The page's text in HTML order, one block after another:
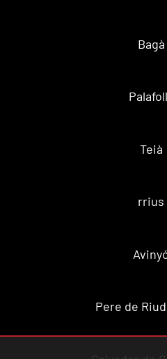
Bagà
Teià
rrius
Pere de